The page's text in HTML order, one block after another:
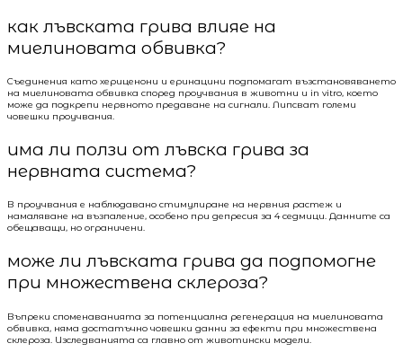
как лъвската грива влияе на
миелиновата обвивка?
Съединения като хериценони и еринацини подпомагат възстановяването
на миелиновата обвивка според проучвания в животни и in vitro, което
може да подкрепи нервното предаване на сигнали. Липсват големи
човешки проучвания.
има ли ползи от лъвска грива за
нервната система?
В проучвания е наблюдавано стимулиране на нервния растеж и
намаляване на възпаление, особено при депресия за 4 седмици. Данните са
обещаващи, но ограничени.
може ли лъвската грива да подпомогне
при множествена склероза?
Въпреки споменаванията за потенциална регенерация на миелиновата
обвивка, няма достатъчно човешки данни за ефекти при множествена
склероза. Изследванията са главно от животински модели.